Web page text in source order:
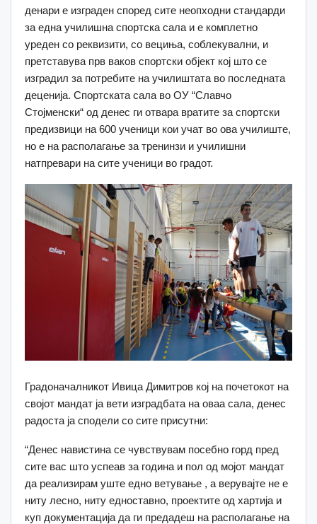
денари е изграден според сите неопходни стандарди
за една училишна спортска сала и е комплетно
уреден со реквизити, со вециња, соблекувални, и
претставува прв ваков спортски објект кој што се
изградил за потребите на училиштата во последната
деценија. Спортската сала во ОУ “Славчо
Стојменски“ од денес ги отвара вратите за спортски
предизвици на 600 ученици кои учат во ова училиште,
но е на располагање за тренинзи и училишни
натпревари на сите ученици во градот.
Градоначалникот Ивица Димитров кој на почетокот на
својот мандат ја вети изградбата на оваа сала, денес
радоста ја сподели со сите присутни:
“Денес навистина се чувствувам посебно горд пред
сите вас што успеав за година и пол од мојот мандат
да реализирам уште едно ветување , а верувајте не е
ниту лесно, ниту едноставно, проектите од хартија и
куп документација да ги предадеш на располагање на